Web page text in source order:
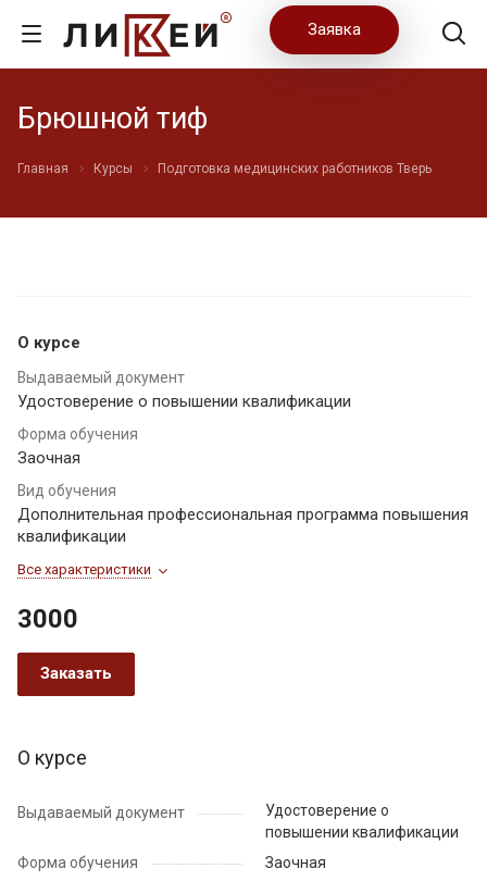
Заявка
Брюшной тиф
Главная Курсы Подготовка медицинских работников Тверь
О курсе
Выдаваемый документ
Удостоверение о повышении квалификации
Форма обучения
Заочная
Вид обучения
Дополнительная профессиональная программа повышения
квалификации
Все характеристики
3000
Заказать
О курсе
Выдаваемый документ
Удостоверение о
повышении квалификации
Форма обучения
Заочная